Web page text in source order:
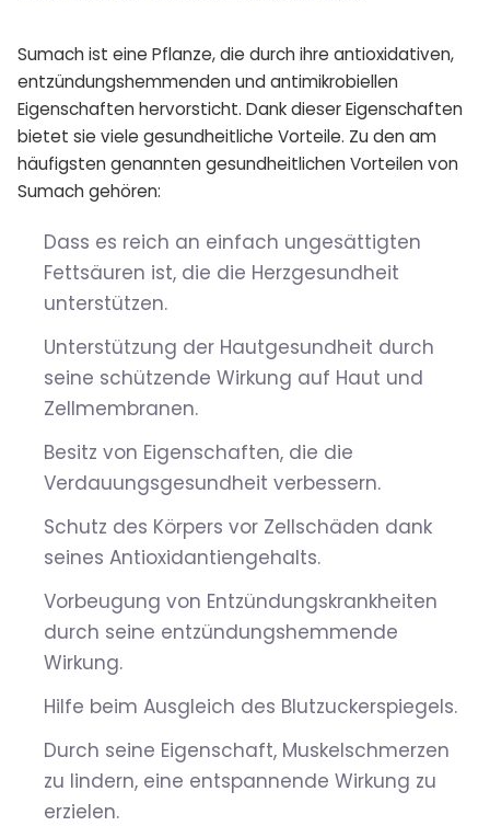
Sumach ist eine Pflanze, die durch ihre antioxidativen,
entzündungshemmenden und antimikrobiellen
Eigenschaften hervorsticht. Dank dieser Eigenschaften
bietet sie viele gesundheitliche Vorteile. Zu den am
häufigsten genannten gesundheitlichen Vorteilen von
Sumach gehören:
Dass es reich an einfach ungesättigten
Fettsäuren ist, die die Herzgesundheit
unterstützen.
Unterstützung der Hautgesundheit durch
seine schützende Wirkung auf Haut und
Zellmembranen.
Besitz von Eigenschaften, die die
Verdauungsgesundheit verbessern.
Schutz des Körpers vor Zellschäden dank
seines Antioxidantiengehalts.
Vorbeugung von Entzündungskrankheiten
durch seine entzündungshemmende
Wirkung.
Hilfe beim Ausgleich des Blutzuckerspiegels.
Durch seine Eigenschaft, Muskelschmerzen
zu lindern, eine entspannende Wirkung zu
erzielen.